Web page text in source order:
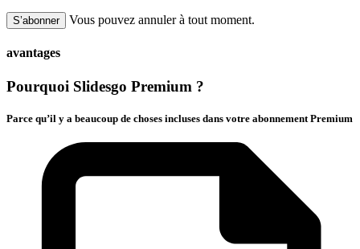
S’abonner Vous pouvez annuler à tout moment.
avantages
Pourquoi Slidesgo Premium ?
Parce qu’il y a beaucoup de choses incluses dans votre abonnement Premium